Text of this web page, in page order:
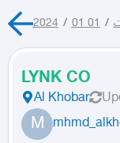
/
01 2024
/ 01
LYNK CO
Al Khobar
M